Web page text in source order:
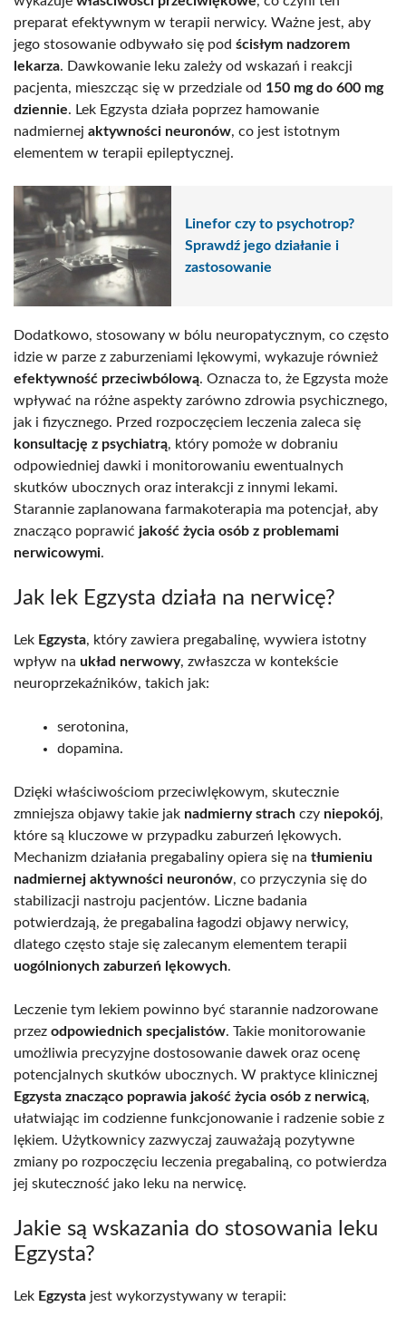
preparat efektywnym w terapii nerwicy. Ważne jest, aby
jego stosowanie odbywało się pod ścisłym nadzorem
lekarza. Dawkowanie leku zależy od wskazań i reakcji
pacjenta, mieszcząc się w przedziale od 150 mg do 600 mg
dziennie. Lek Egzysta działa poprzez hamowanie
nadmiernej aktywności neuronów, co jest istotnym
elementem w terapii epileptycznej.
Linefor czy to psychotrop?
Sprawdź jego działanie i
zastosowanie
Dodatkowo, stosowany w bólu neuropatycznym, co często
idzie w parze z zaburzeniami lękowymi, wykazuje również
efektywność przeciwbólową. Oznacza to, że Egzysta może
wpływać na różne aspekty zarówno zdrowia psychicznego,
jak i fizycznego. Przed rozpoczęciem leczenia zaleca się
konsultację z psychiatrą, który pomoże w dobraniu
odpowiedniej dawki i monitorowaniu ewentualnych
skutków ubocznych oraz interakcji z innymi lekami.
Starannie zaplanowana farmakoterapia ma potencjał, aby
znacząco poprawić jakość życia osób z problemami
nerwicowymi.
Jak lek Egzysta działa na nerwicę?
Lek Egzysta, który zawiera pregabalinę, wywiera istotny
wpływ na układ nerwowy, zwłaszcza w kontekście
neuroprzekaźników, takich jak:
serotonina,
dopamina.
Dzięki właściwościom przeciwlękowym, skutecznie
zmniejsza objawy takie jak nadmierny strach czy niepokój,
które są kluczowe w przypadku zaburzeń lękowych.
Mechanizm działania pregabaliny opiera się na tłumieniu
nadmiernej aktywności neuronów, co przyczynia się do
stabilizacji nastroju pacjentów. Liczne badania
potwierdzają, że pregabalina łagodzi objawy nerwicy,
dlatego często staje się zalecanym elementem terapii
uogólnionych zaburzeń lękowych.
Leczenie tym lekiem powinno być starannie nadzorowane
przez odpowiednich specjalistów. Takie monitorowanie
umożliwia precyzyjne dostosowanie dawek oraz ocenę
potencjalnych skutków ubocznych. W praktyce klinicznej
Egzysta znacząco poprawia jakość życia osób z nerwicą,
ułatwiając im codzienne funkcjonowanie i radzenie sobie z
lękiem. Użytkownicy zazwyczaj zauważają pozytywne
zmiany po rozpoczęciu leczenia pregabaliną, co potwierdza
jej skuteczność jako leku na nerwicę.
Jakie są wskazania do stosowania leku
Egzysta?
Lek Egzysta jest wykorzystywany w terapii: